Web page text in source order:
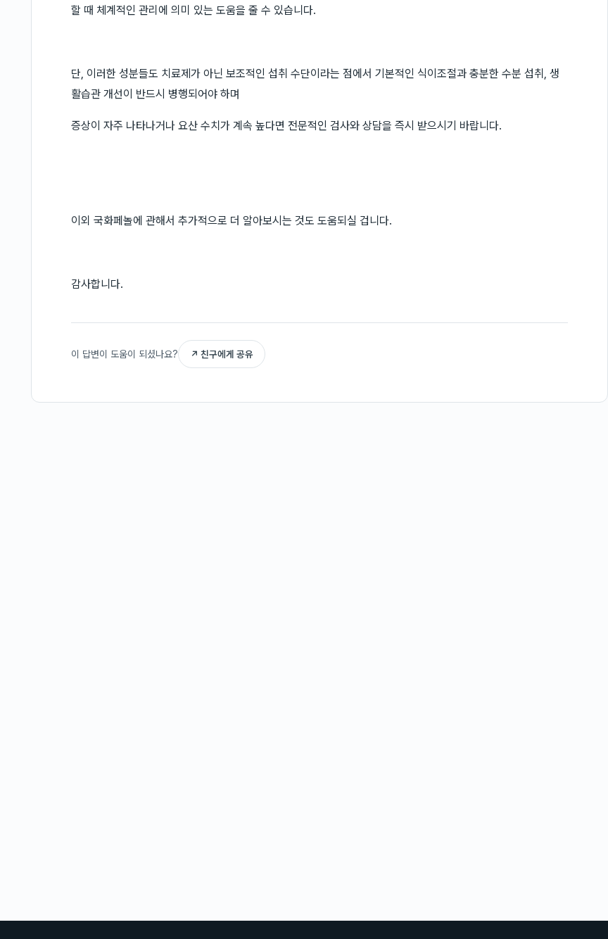
할 때 체계적인 관리에 의미 있는 도움을 줄 수 있습니다.
단, 이러한 성분들도 치료제가 아닌 보조적인 섭취 수단이라는 점에서 기본적인 식이조절과 충분한 수분 섭취, 생
활습관 개선이 반드시 병행되어야 하며
증상이 자주 나타나거나 요산 수치가 계속 높다면 전문적인 검사와 상담을 즉시 받으시기 바랍니다.
이외 국화페놀에 관해서 추가적으로 더 알아보시는 것도 도움되실 겁니다.
감사합니다.
이 답변이 도움이 되셨나요? ↗ 친구에게 공유